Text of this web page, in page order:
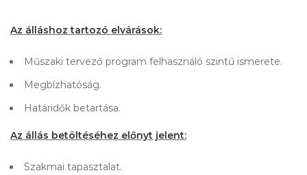
Az álláshoz tartozó elvárások:
Műszaki tervező program felhasználó szintű ismerete.
Megbízhatóság.
Határidők betartása.
Az állás betöltéséhez előnyt jelent:
Szakmai tapasztalat.